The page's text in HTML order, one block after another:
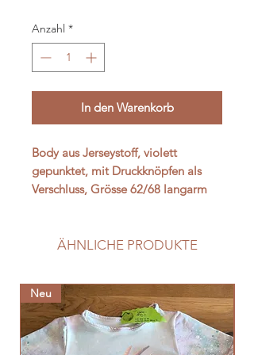
Anzahl *
In den Warenkorb
Body aus Jerseystoff, violett
gepunktet, mit Druckknöpfen als
Verschluss, Grösse 62/68 langarm
ÄHNLICHE PRODUKTE
Neu